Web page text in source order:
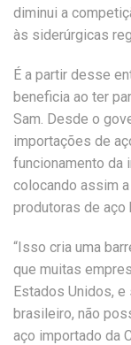
diminui a
às siderúrgicas
É a partir desse
beneficia ao ter
Sam. Desde o
importações de
funcionamento da
colocando assim
produtoras de aço
“Isso cria uma
que muitas
Estados Unidos, e
brasileiro, não
aço importado da